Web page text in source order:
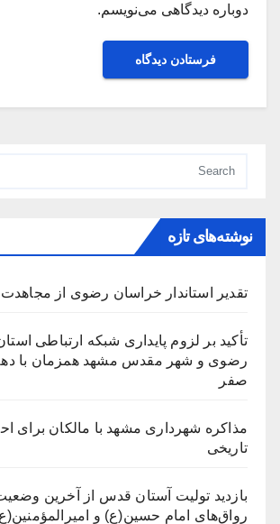
دوباره دیدگاهی می‌نویسم.
نوشته‌های تازه
تقدیر استاندار خراسان رضوی از مجاهدت
تأکید بر لزوم پایداری شبکه ارتباطی
رضوی و شهر مقدس مشهد همزمان با دهه
صفر
تاریخی
بازدید تولیت آستان قدس از آخرین
رواق‌های امام حسین(ع) و